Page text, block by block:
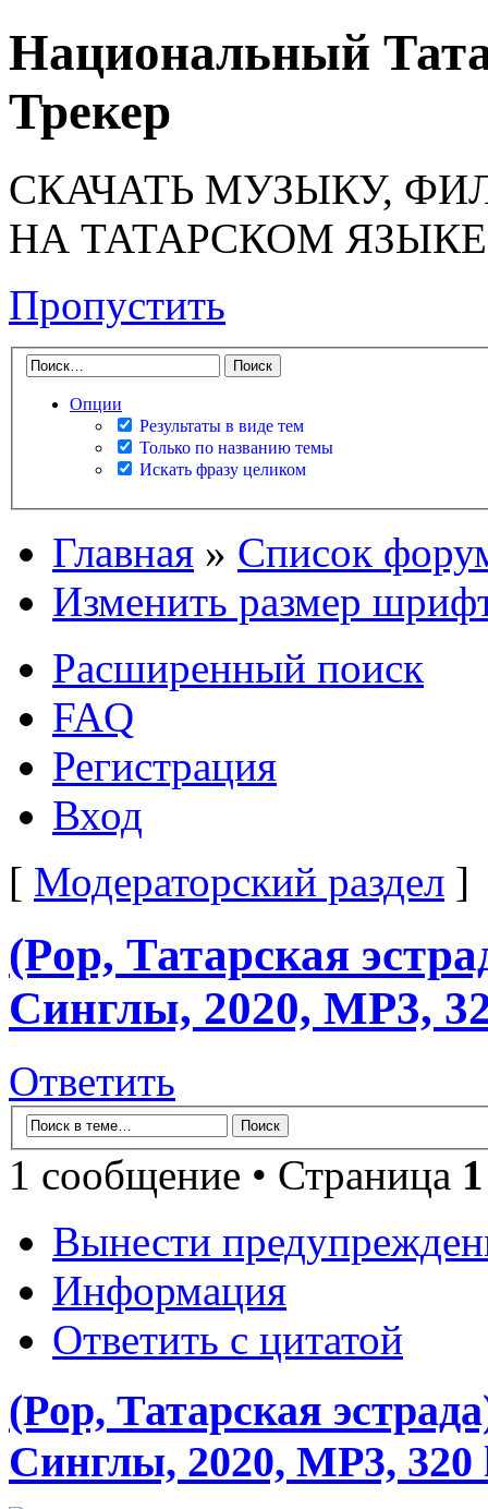
Национальный
Трекер
СКАЧАТЬ МУЗЫКУ,
НА ТАТАРСКОМ ЯЗЫКЕ
Пропустить
Опции
Результаты в виде тем
Только по названию темы
Искать фразу целиком
Главная » Список
Изменить размер
Расширенный поиск
FAQ
Регистрация
Вход
[ Модераторский раздел ]
(Pop, Татарская
Синглы, 2020, MP3,
Ответить
1 сообщение • Страница 1
Вынести
Информация
Ответить с цитатой
(Pop, Татарская
Синглы, 2020, MP3, 320